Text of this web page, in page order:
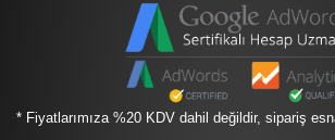
* Fiyatlarımıza %20 KDV dahil değildir, sipariş